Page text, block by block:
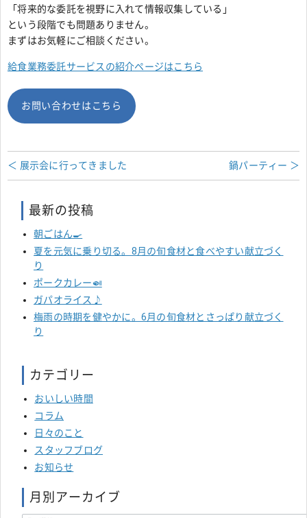
「将来的な委託を視野に入れて情報収集している」
という段階でも問題ありません。
まずはお気軽にご相談ください。
給食業務委託サービスの紹介ページはこちら
お問い合わせはこちら
鍋パーティー ＞
＜ 展示会に行ってきました
最新の投稿
朝ごはん🍳
夏を元気に乗り切る。8月の旬食材と食べやすい献立づく
り
ポークカレー🍛
ガパオライス♪
梅雨の時期を健やかに。6月の旬食材とさっぱり献立づく
り
カテゴリー
おいしい時間
コラム
日々のこと
スタッフブログ
お知らせ
月別アーカイブ